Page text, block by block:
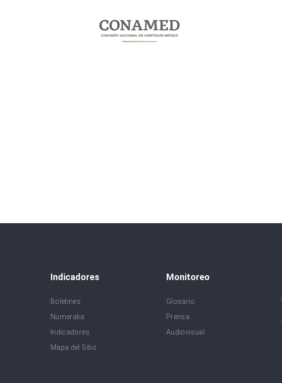
Indicadores
Boletines
Numeralia
Indicadores
Mapa del Sitio
Monitoreo
Glosario
Prensa
Audiovisual